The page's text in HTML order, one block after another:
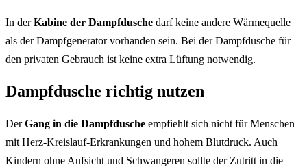
In derKabine der Dampfdusche darf keine andere Wärmequelle
als der Dampfgenerator vorhanden sein. Bei der Dampfdusche für
den privaten Gebrauch ist keine extra Lüftung notwendig.
Dampfdusche richtig nutzen
DerGang in die Dampfdusche empfiehlt sich nicht für Menschen
mit Herz-Kreislauf-Erkrankungen und hohem Blutdruck. Auch
Kindern ohne Aufsicht und Schwangeren sollte der Zutritt in die